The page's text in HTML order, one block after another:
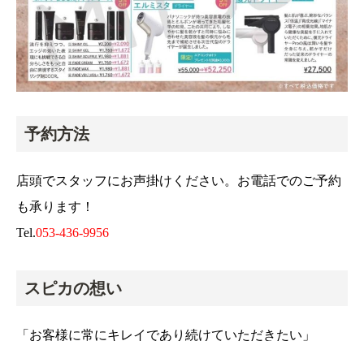
予約方法
店頭でスタッフにお声掛けください。お電話でのご予約
も承ります！
Tel.053-436-9956
スピカの想い
「お客様に常にキレイであり続けていただきたい」